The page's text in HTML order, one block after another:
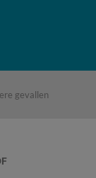
gevallen